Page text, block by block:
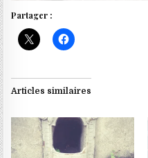
Partager :
Articles similaires